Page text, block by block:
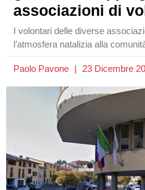
associazioni di
I volontari delle diverse
l’atmosfera natalizia alla
Paolo Pavone 23 Dicembre